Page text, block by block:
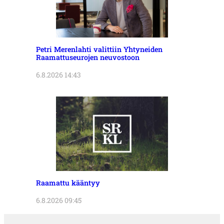
Petri Merenlahti valittiin Yhtyneiden
Raamattuseurojen neuvostoon
6.8.2026 14:43
Raamattu kääntyy
6.8.2026 09:45